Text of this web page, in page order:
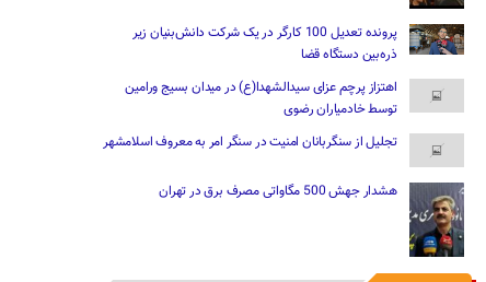
پرونده تعدیل 100 کارگر در یک شرکت دانش‌بنیان زیر
ذره‌بین دستگاه قضا
اهتزاز پرچم عزای سیدالشهدا(ع) در میدان بسیج ورامین
توسط خادمیاران رضوی
تجلیل از سنگربانان امنیت در سنگر امر به معروف اسلامشهر
هشدار جهش 500 مگاواتی مصرف برق در تهران